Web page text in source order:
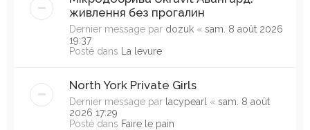
живлення без прогалин
Dernier message par dozuk « sam. 8 août 2026
19:37
Posté dans La levure
North York Private Girls
Dernier message par lacypearl « sam. 8 août
2026 17:29
Posté dans Faire le pain